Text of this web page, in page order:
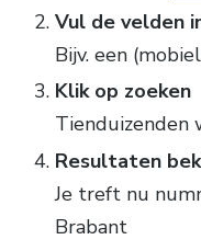
Vul de velden
Bijv. een
Klik op zoeken
Tienduizenden
Resultaten
Je treft nu
Brabant